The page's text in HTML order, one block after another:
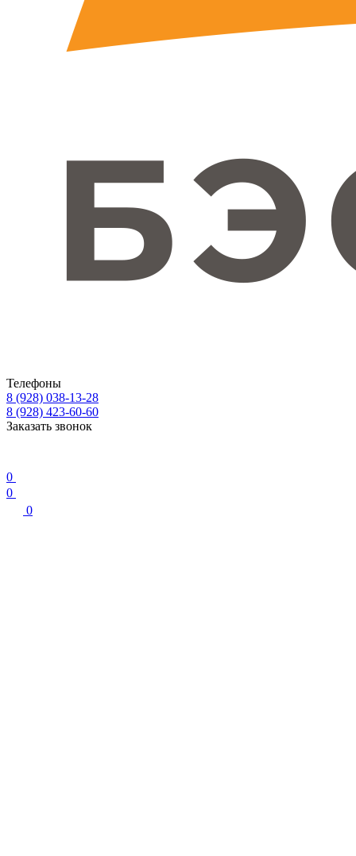
Телефоны
8 (928) 038-13-28
8 (928) 423-60-60
Заказать звонок
0
0
0